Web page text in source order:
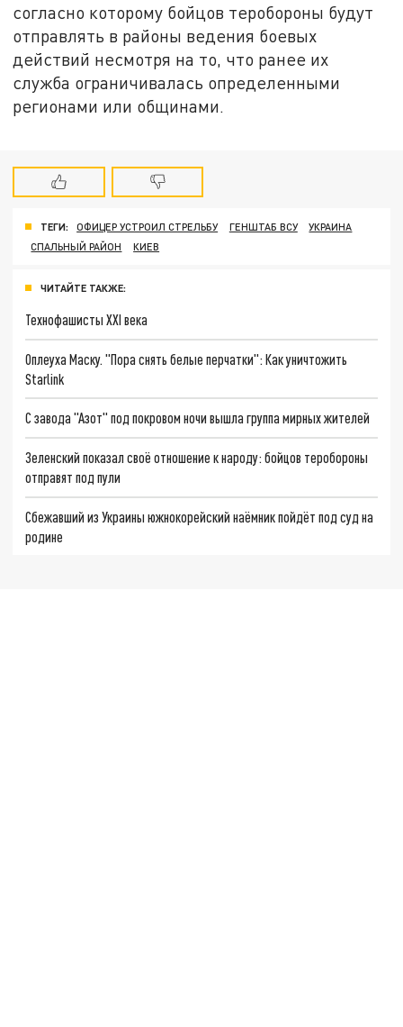
согласно которому бойцов теробороны будут
отправлять в районы ведения боевых
действий несмотря на то, что ранее их
служба ограничивалась определенными
регионами или общинами.
ТЕГИ: ОФИЦЕР УСТРОИЛ СТРЕЛЬБУ ГЕНШТАБ ВСУ
УКРАИНА
СПАЛЬНЫЙ РАЙОН
КИЕВ
ЧИТАЙТЕ ТАКЖЕ:
Технофашисты XXI века
Оплеуха Маску. "Пора снять белые перчатки": Как уничтожить
Starlink
С завода "Азот" под покровом ночи вышла группа мирных жителей
Зеленский показал своё отношение к народу: бойцов теробороны
отправят под пули
Сбежавший из Украины южнокорейский наёмник пойдёт под суд на
родине